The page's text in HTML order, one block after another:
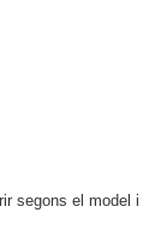
segons el model i